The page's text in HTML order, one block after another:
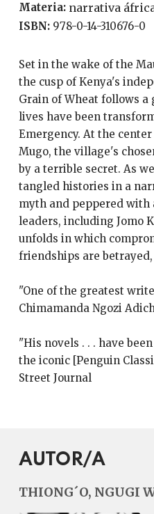
Materia: narrativa
ISBN: 978-0-14-310676-0
Set in the wake of the Mau Mau rebellion and on
the cusp of Kenya's
Grain of Wheat follows
lives have been
Emergency. At the
Mugo, the village's
by a terrible secret. As
tangled histories in a
myth and peppered
leaders, including Jomo
unfolds in which
friendships are
"One of the greatest
Chimamanda Ngozi
"His novels . . . have
the iconic [Penguin
Street Journal
AUTOR/A
THIONG´O, NGUGI